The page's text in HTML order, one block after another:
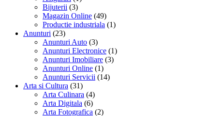
Bijuterii (3)
Magazin Online (49)
Productie industriala (1)
Anunturi (23)
Anunturi Auto (3)
Anunturi Electronice (1)
Anunturi Imobiliare (3)
Anunturi Online (1)
Anunturi Servicii (14)
Arta si Cultura (31)
Arta Culinara (4)
Arta Digitala (6)
Arta Fotografica (2)